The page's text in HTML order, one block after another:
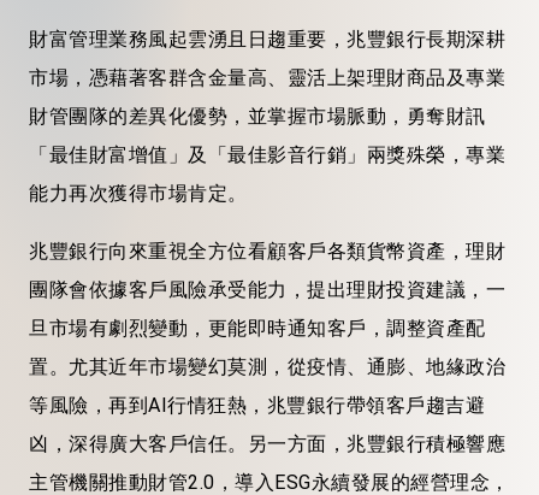
財富管理業務風起雲湧且日趨重要，兆豐銀行長期深耕
市場，憑藉著客群含金量高、靈活上架理財商品及專業
財管團隊的差異化優勢，並掌握市場脈動，勇奪財訊
「最佳財富增值」及「最佳影音行銷」兩獎殊榮，專業
能力再次獲得市場肯定。
兆豐銀行向來重視全方位看顧客戶各類貨幣資產，理財
團隊會依據客戶風險承受能力，提出理財投資建議，一
旦市場有劇烈變動，更能即時通知客戶，調整資產配
置。尤其近年市場變幻莫測，從疫情、通膨、地緣政治
等風險，再到AI行情狂熱，兆豐銀行帶領客戶趨吉避
凶，深得廣大客戶信任。另一方面，兆豐銀行積極響應
主管機關推動財管2.0，導入ESG永續發展的經營理念，